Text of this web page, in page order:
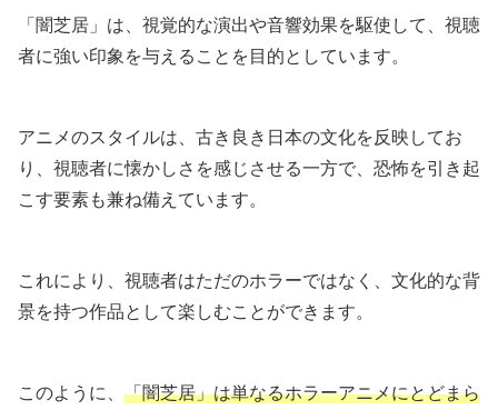
「闇芝居」は、視覚的な演出や音響効果を駆使して、視聴
者に強い印象を与えることを目的としています。
アニメのスタイルは、古き良き日本の文化を反映してお
り、視聴者に懐かしさを感じさせる一方で、恐怖を引き起
こす要素も兼ね備えています。
これにより、視聴者はただのホラーではなく、文化的な背
景を持つ作品として楽しむことができます。
このように、 「闇芝居」は単なるホラーアニメにとどまら